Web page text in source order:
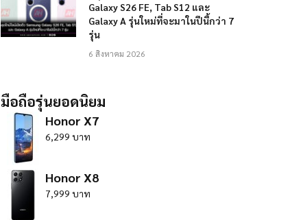
Galaxy S26 FE, Tab S12 และ
Galaxy A รุ่นใหม่ที่จะมาในปีนี้กว่า 7
รุ่น
6 สิงหาคม 2026
มือถือรุ่นยอดนิยม
Honor X7
6,299 บาท
Honor X8
7,999 บาท